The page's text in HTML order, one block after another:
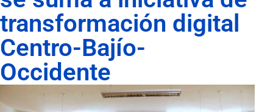
transformación digital
Centro-Bajío-
Occidente